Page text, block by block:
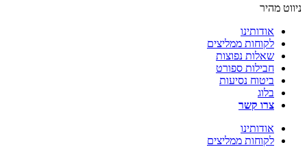
ניווט מהיר
אודותינו
לקוחות ממליצים
שאלות נפוצות
חבילות ספורט
ביטוח נסיעות
בלוג
צרו קשר
אודותינו
לקוחות ממליצים